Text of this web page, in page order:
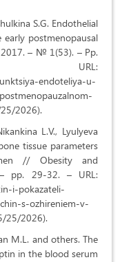
S.G. Endothelial
postmenopausal
– № 1(53). – Pp.
URL:
endoteliya-u-
2026).
L.V., Lyulyeva
tissue parameters
// Obesity and
29-32. – URL:
i-pokazateli-
s-ozhireniem-v-
25/2026).
M.L. and others. The
in the blood serum